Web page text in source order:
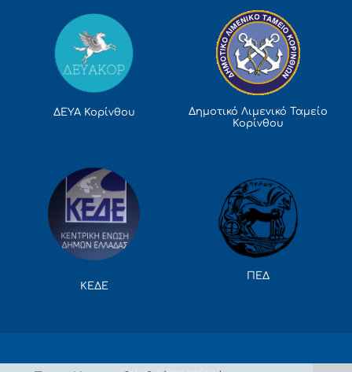
ΔΕΥΑ Κορίνθου
Δημοτικό Λιμενικό Ταμείο
Κορίνθου
ΚΕΔΕ
ΠΕΔ